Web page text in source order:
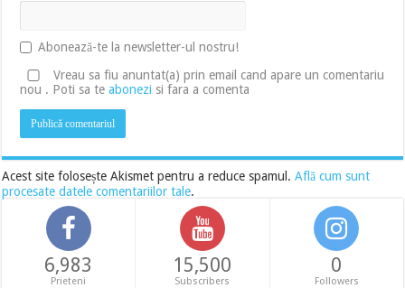
Abonează-te la newsletter-ul nostru!
Vreau sa fiu anuntat(a) prin email cand apare un comentariu
nou . Poti sa teabonezi si fara a comenta
Acest site folosește Akismet pentru a reduce spamul.Află cum sunt
procesate datele comentariilor tale.
6,983
Prieteni
15,500
Subscribers
0
Followers